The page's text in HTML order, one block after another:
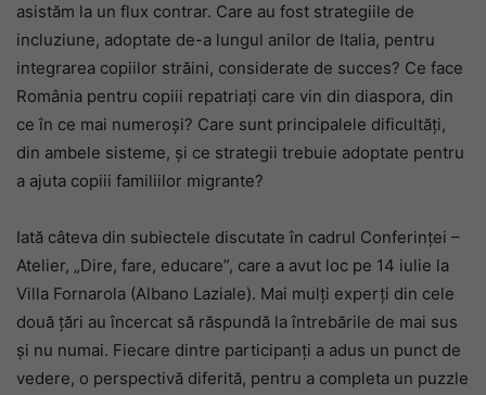
asistăm la un flux contrar. Care au fost strategiile de
incluziune, adoptate de-a lungul anilor de Italia, pentru
integrarea copiilor străini, considerate de succes? Ce face
România pentru copiii repatriați care vin din diaspora, din
ce în ce mai numeroși? Care sunt principalele dificultăți,
din ambele sisteme, și ce strategii trebuie adoptate pentru
a ajuta copiii familiilor migrante?
Iată câteva din subiectele discutate în cadrul Conferinței –
Atelier, „Dire, fare, educare”, care a avut loc pe 14 iulie la
Villa Fornarola (Albano Laziale). Mai mulți experți din cele
două țări au încercat să răspundă la întrebările de mai sus
și nu numai. Fiecare dintre participanți a adus un punct de
vedere, o perspectivă diferită, pentru a completa un puzzle